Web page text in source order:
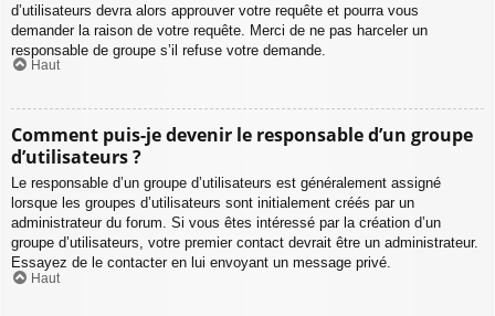
d’utilisateurs devra alors approuver votre requête et pourra vous
demander la raison de votre requête. Merci de ne pas harceler un
responsable de groupe s’il refuse votre demande.
Haut
Comment puis-je devenir le responsable d’un groupe
d’utilisateurs ?
Le responsable d’un groupe d’utilisateurs est généralement assigné
lorsque les groupes d’utilisateurs sont initialement créés par un
administrateur du forum. Si vous êtes intéressé par la création d’un
groupe d’utilisateurs, votre premier contact devrait être un administrateur.
Essayez de le contacter en lui envoyant un message privé.
Haut